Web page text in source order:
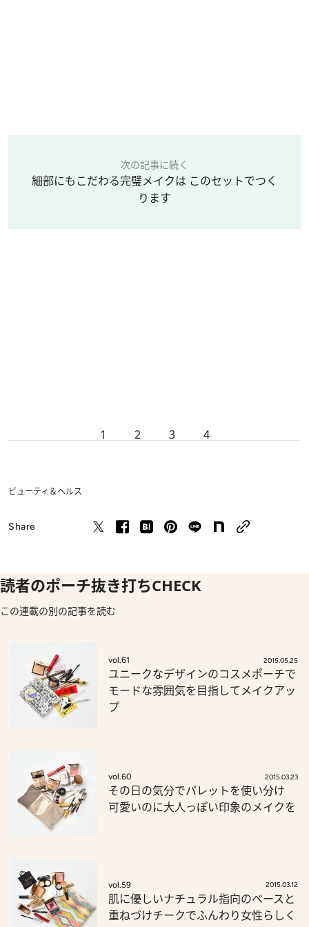
次の記事に続く
細部にもこだわる完璧メイクは このセットでつく
ります
1 2 3 4
ビューティ＆ヘルス
Share
読者のポーチ抜き打ちCHECK
この連載の別の記事を読む
vol.61 2015.05.25
ユニークなデザインのコスメポーチで
モードな雰囲気を目指してメイクアッ
プ
vol.60 2015.03.23
その日の気分でパレットを使い分け
可愛いのに大人っぽい印象のメイクを
vol.59 2015.03.12
肌に優しいナチュラル指向のベースと
重ねづけチークでふんわり女性らしく